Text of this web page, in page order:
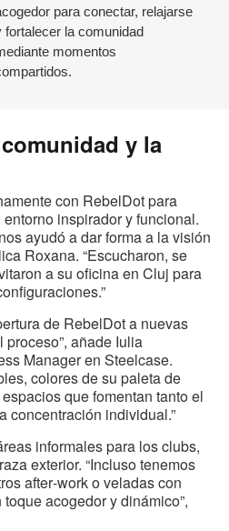
para conectar, relajarse
fortalecer la comunidad
momentos
y la
con RebelDot para
inspirador y funcional.
ayudó a dar forma a la visión
Roxana. “Escucharon, se
a su oficina en Cluj para
de RebelDot a nuevas
añade Iulia
Manager en Steelcase.
colores de su paleta de
que fomentan tanto el
concentración individual.”
informales para los clubs,
exterior. “Incluso tenemos
after‑work o veladas con
acogedor y dinámico”,